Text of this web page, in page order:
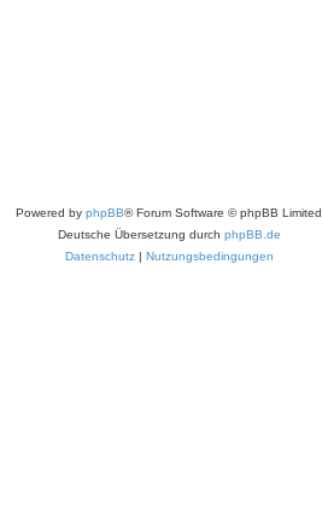
Powered by phpBB® Forum Software © phpBB Limited
Deutsche Übersetzung durch phpBB.de
Datenschutz| Nutzungsbedingungen